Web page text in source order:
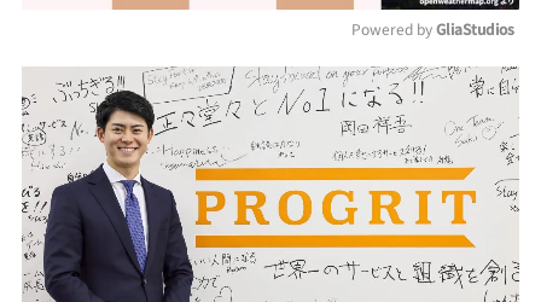
Mute
Powered by GliaStudios